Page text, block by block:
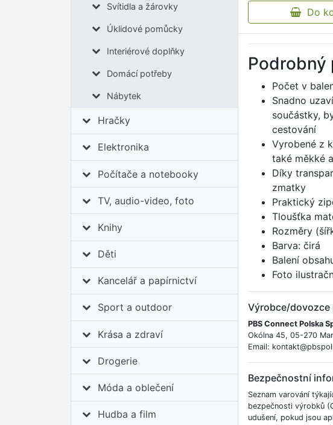
Svítidla a žárovky
Úklidové pomůcky
Interiérové doplňky
Domácí potřeby
Nábytek
Hračky
Elektronika
Počítače a notebooky
TV, audio-video, foto
Knihy
Děti
Kancelář a papírnictví
Sport a outdoor
Krása a zdraví
Drogerie
Móda a oblečení
Hudba a film
Do
Podrobný
Počet v
Snadno
součástky,
cestování
Vyrobené z
také měkké
Díky
zmatky
Praktický
Tloušťka
Rozměry
Barva: čirá
Balení
Foto
Výrobce/dovozce
PBS Connect Polska
Okólna 45, 05-270
Email:
Bezpečnostní
Seznam varování
bezpečnosti výrobků
udušení, pokud jsou